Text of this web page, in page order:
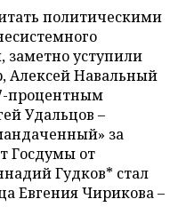
политическими
заметно уступили
Алексей Навальный
процентным
Удальцов –
за
Госдумы от
Гудков* стал
Евгения Чирикова –